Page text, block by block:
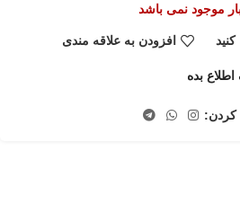
موجود نمی باشد
افزودن به علاقه مندی
بده
کردن: